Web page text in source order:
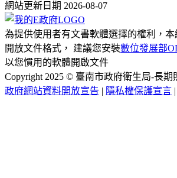
網站更新日期 2026-08-07
為提供使用者有文書軟體選擇的權利，
開放文件格式， 建議您安裝數位發展部
以您慣用的軟體開啟文件
Copyright 2025 © 臺南市政府衛生局-長期
政府網站資料開放宣告 | 隱私權保護宣言 |